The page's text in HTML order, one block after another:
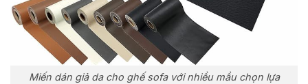
Miến dán giả da cho ghế sofa với nhiều mầu chọn lựa